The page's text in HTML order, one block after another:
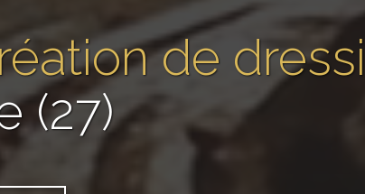
de
(27)